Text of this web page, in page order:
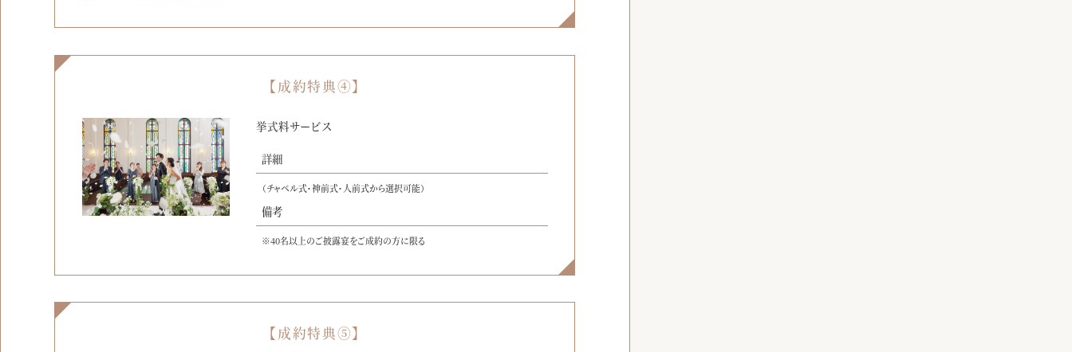
【成約特典④】
挙式料サービス
詳細
（チャペル式・神前式・人前式から選択可能）
備考
※40名以上のご披露宴をご成約の方に限る
【成約特典⑤】